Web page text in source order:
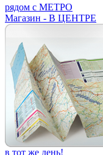
рядом с МЕТРО
Магазин - В ЦЕНТРЕ
в тот же день!